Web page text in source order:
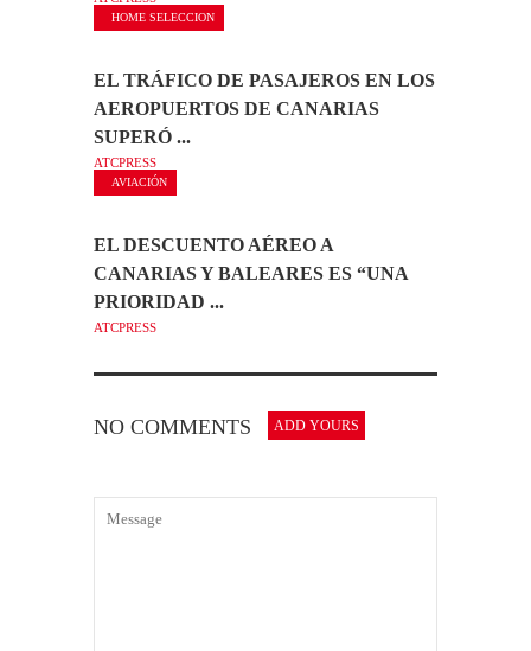
HOME SELECCION
EL TRÁFICO DE PASAJEROS EN LOS
AEROPUERTOS DE CANARIAS
SUPERÓ ...
ATCPRESS
AVIACIÓN
EL DESCUENTO AÉREO A
CANARIAS Y BALEARES ES “UNA
PRIORIDAD ...
ATCPRESS
NO COMMENTS ADD YOURS